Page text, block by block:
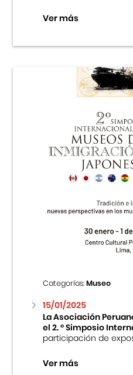
Ver más
Categorías:Museo
15/01/2025
La Asociación
el 2. ° Simposio
participación de
Ver más